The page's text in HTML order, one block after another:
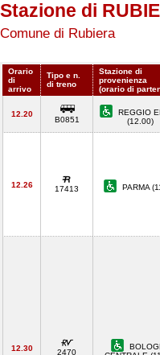
Stazione di
Comune di Rubiera
Orario
di
arrivo
Tipo e n.
di treno
Stazione di
provenienza
(orario di
12.20
B0851
REGGIO
(12.00)
12.26 17413 PARMA
12.30 2470